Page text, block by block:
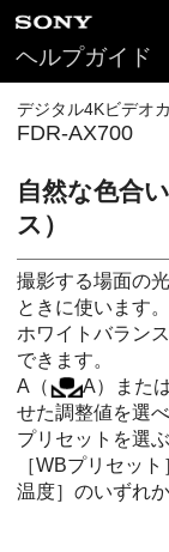
ヘルプガイド
デジタル4Kビデオ
FDR-AX700
自然な色合
ス）
撮影する場面の
ときに使います。
ホワイトバラン
できます。
A（
A）また
せた調整値を選べ
プリセットを選
［WBプリセッ
温度］のいずれ